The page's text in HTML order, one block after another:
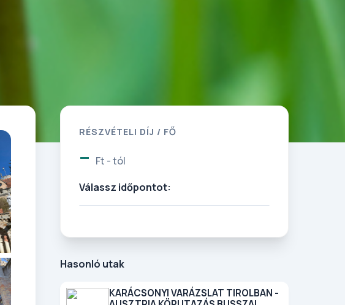
RÉSZVÉTELI DÍJ / FŐ
- Ft - tól
Válassz időpontot:
Hasonló utak
KARÁCSONYI VARÁZSLAT TIROLBAN -